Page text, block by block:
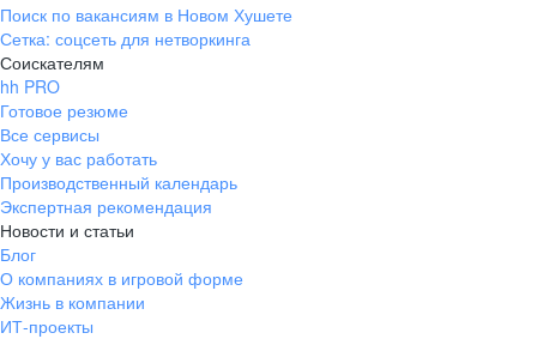
Поиск по вакансиям в Новом Хушете
Сетка: соцсеть для нетворкинга
Соискателям
hh PRO
Готовое резюме
Все сервисы
Хочу у вас работать
Производственный календарь
Экспертная рекомендация
Новости и статьи
Блог
О компаниях в игровой форме
Жизнь в компании
ИТ-проекты